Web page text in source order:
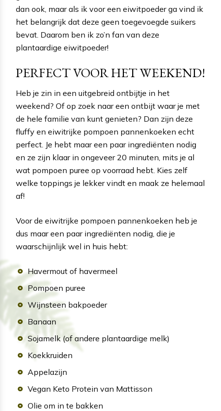
dan ook, maar als ik voor een eiwitpoeder ga vind ik
het belangrijk dat deze geen toegevoegde suikers
bevat. Daarom ben ik zo’n fan van deze
plantaardige eiwitpoeder!
PERFECT VOOR HET WEEKEND!
Heb je zin in een uitgebreid ontbijtje in het
weekend? Of op zoek naar een ontbijt waar je met
de hele familie van kunt genieten? Dan zijn deze
fluffy en eiwitrijke pompoen pannenkoeken echt
perfect. Je hebt maar een paar ingrediënten nodig
en ze zijn klaar in ongeveer 20 minuten, mits je al
wat pompoen puree op voorraad hebt. Kies zelf
welke toppings je lekker vindt en maak ze helemaal
af!
Voor de eiwitrijke pompoen pannenkoeken heb je
dus maar een paar ingrediënten nodig, die je
waarschijnlijk wel in huis hebt:
Havermout of havermeel
Pompoen puree
Wijnsteen bakpoeder
Banaan
Sojamelk (of andere plantaardige melk)
Koekkruiden
Appelazijn
Vegan Keto Protein van Mattisson
Olie om in te bakken